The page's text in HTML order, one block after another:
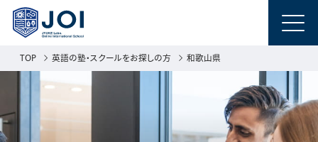
TOP 英語の塾・スクールをお探しの方 和歌山県